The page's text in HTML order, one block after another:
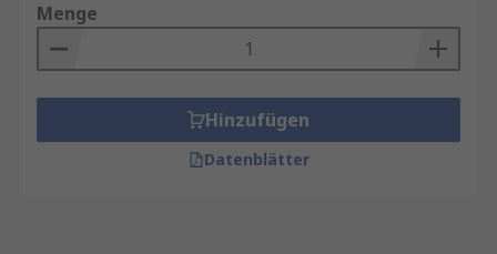
Menge
Hinzufügen
Datenblätter